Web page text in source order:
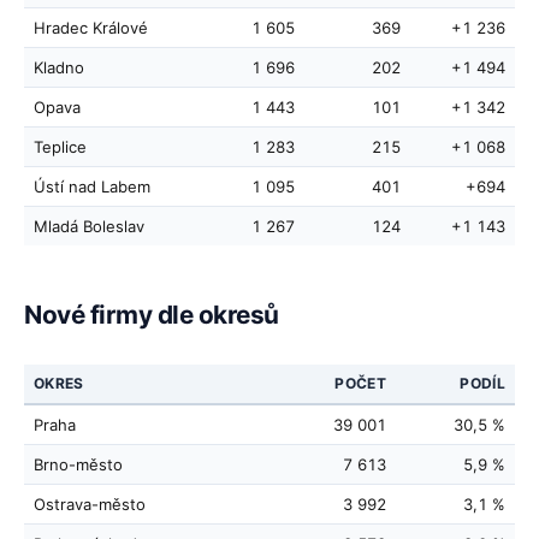
Hradec Králové 1 605 369 +1 236
Kladno 1 696 202 +1 494
Opava 1 443 101 +1 342
Teplice 1 283 215 +1 068
Ústí nad Labem 1 095 401 +694
Mladá Boleslav 1 267 124 +1 143
Nové firmy dle okresů
OKRES POČET PODÍL
Praha 39 001 30,5 %
Brno-město 7 613 5,9 %
Ostrava-město 3 992 3,1 %